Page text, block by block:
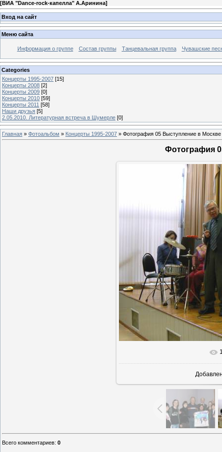
[ВИА "Dance-rock-капелла" А.Аринина]
Вход на сайт
Меню сайта
Информация о группе Состав группы Танцевальная группа Чувашские
Categories
Концерты 1995-2007 [15]
Концерты 2008 [2]
Концерты 2009 [0]
Концерты 2010 [59]
Концерты 2011 [58]
Наши друзья [5]
2.05.2010. Литературная встреча в Шумерле [0]
Главная » Фотоальбом » Концерты 1995-2007 » Фотография 05 Выступление в Москве
Фотография
В
Всего комментариев: 0